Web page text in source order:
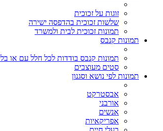
זוגות על זכוכית
שלשות זכוכית בהדפסה ישירה
תמונות זכוכית לבית ולמשרד
תמונות קנבס
תמונות קנבס בודדות לכל חלל עם או
סטים מעוצבים
תמונות לפי נושא וסגנון
אבסטרקט
אורבני
אנשים
אפריקאיות